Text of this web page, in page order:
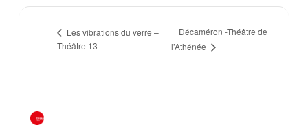
Les vibrations du verre –
Théâtre 13
Décaméron -Théâtre de
l’Athénée